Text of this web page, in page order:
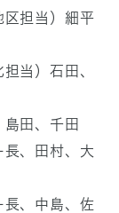
区担当）細平
当）石田、
田、千田
長、田村、大
長、中島、佐